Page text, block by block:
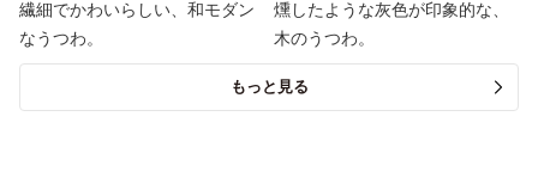
繊細でかわいらしい、和モダン
なうつわ。
燻したような灰色が印象的な、
木のうつわ。
もっと見る